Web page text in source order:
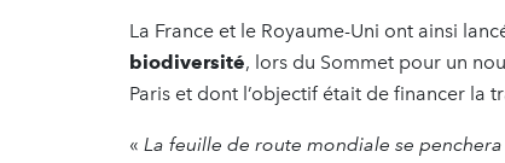
La France et le Royaume-Uni ont ainsi
biodiversité, lors du Sommet pour un
Paris et dont l’objectif était de financer la
« La feuille de route mondiale se